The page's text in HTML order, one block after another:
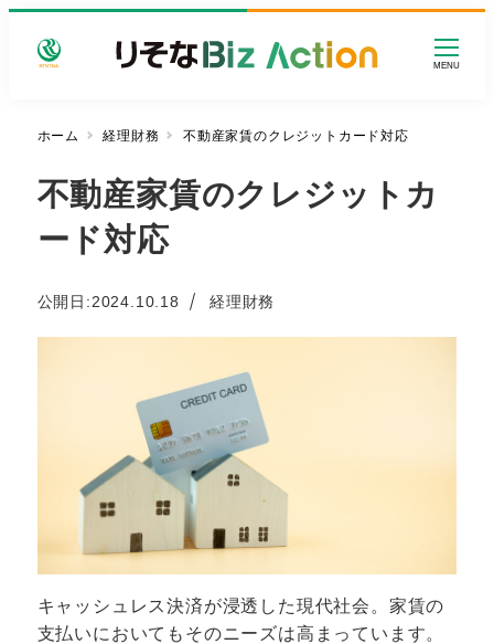
MENU
ホーム 経理財務 不動産家賃のクレジットカード対応
不動産家賃のクレジットカ
ード対応
公開日:
投稿日
2024.10.18 カテゴリー
経理財務
キャッシュレス決済が浸透した現代社会。家賃の
支払いにおいてもそのニーズは高まっています。